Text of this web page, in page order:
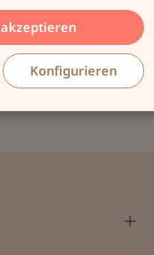
Adapt Air
Hinzufügen
Verwend…Mehr
Konfigurieren